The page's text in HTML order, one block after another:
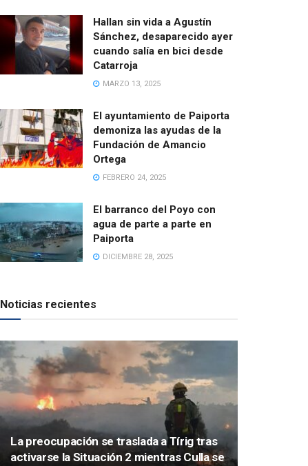
Hallan sin vida a Agustín
Sánchez, desaparecido ayer
cuando salía en bici desde
Catarroja
MARZO 13, 2025
El ayuntamiento de Paiporta
demoniza las ayudas de la
Fundación de Amancio
Ortega
FEBRERO 24, 2025
El barranco del Poyo con
agua de parte a parte en
Paiporta
DICIEMBRE 28, 2025
Noticias recientes
La preocupación se traslada a Tírig tras
activarse la Situación 2 mientras Culla se